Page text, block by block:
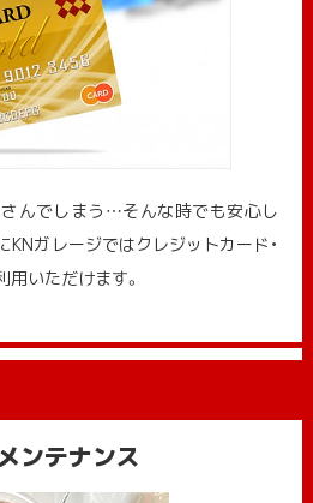
んでしまう…そんな時でも安心し
ガレージではクレジットカード・
用いただけます。
ンテナンス